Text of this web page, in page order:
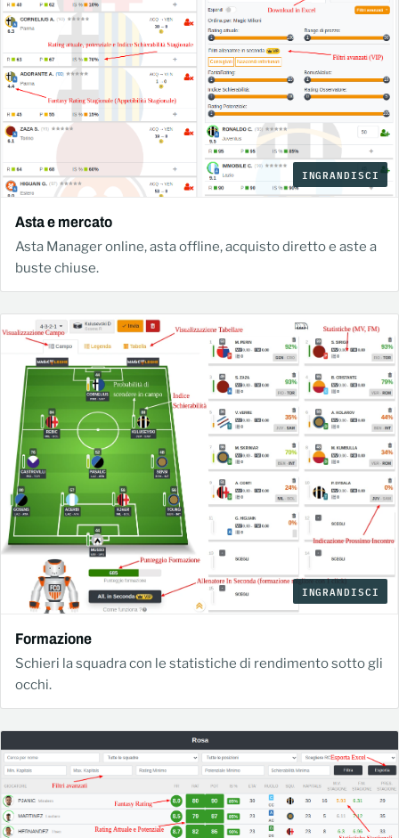
INGRANDISCI
Asta e mercato
Asta Manager online, asta offline, acquisto diretto e aste a
buste chiuse.
INGRANDISCI
Formazione
Schieri la squadra con le statistiche di rendimento sotto gli
occhi.